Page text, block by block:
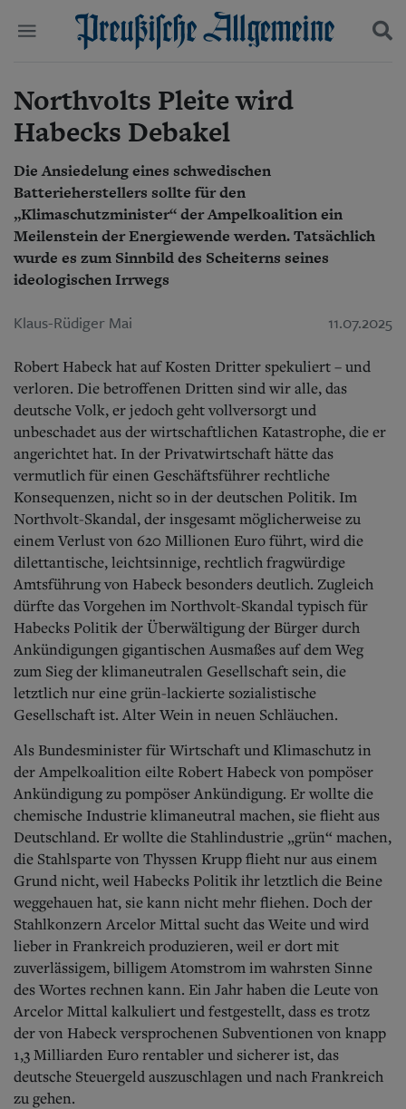
Start
Wer wir sind
Aktuelle Ausgabe
Abonnenten-Login
Abonnent werden
Abo Prämien
Archiv
Mediadaten
Politik
Kultur
Wirtschaft
Gesellschaft
Leben
Geschichte
Ostpreußen
Pommern
Berlin-Brandenburg
Danzig und Westpreußen
Kontakt
Impressum
Datenschutz
Suchen und finden
Northvolts Pleite wird
Habecks Debakel
Die Ansiedelung eines schwedischen
Batterieherstellers sollte für den
„Klimaschutzminister“ der Ampelkoalition ein
Meilenstein der Energiewende werden. Tatsächlich
wurde es zum Sinnbild des Scheiterns seines
ideologischen Irrwegs
Klaus-Rüdiger Mai 11.07.2025
Robert Habeck hat auf Kosten Dritter spekuliert – und
verloren. Die betroffenen Dritten sind wir alle, das
deutsche Volk, er jedoch geht vollversorgt und
unbeschadet aus der wirtschaftlichen Katastrophe, die er
angerichtet hat. In der Privatwirtschaft hätte das
vermutlich für einen Geschäftsführer rechtliche
Konsequenzen, nicht so in der deutschen Politik. Im
Northvolt-Skandal, der insgesamt möglicherweise zu
einem Verlust von 620 Millionen Euro führt, wird die
dilettantische, leichtsinnige, rechtlich fragwürdige
Amtsführung von Habeck besonders deutlich. Zugleich
dürfte das Vorgehen im Northvolt-Skandal typisch für
Habecks Politik der Überwältigung der Bürger durch
Ankündigungen gigantischen Ausmaßes auf dem Weg
zum Sieg der klimaneutralen Gesellschaft sein, die
letztlich nur eine grün-lackierte sozialistische
Gesellschaft ist. Alter Wein in neuen Schläuchen.
Als Bundesminister für Wirtschaft und Klimaschutz in
der Ampelkoalition eilte Robert Habeck von pompöser
Ankündigung zu pompöser Ankündigung. Er wollte die
chemische Industrie klimaneutral machen, sie flieht aus
Deutschland. Er wollte die Stahlindustrie „grün“ machen,
die Stahlsparte von Thyssen Krupp flieht nur aus einem
Grund nicht, weil Habecks Politik ihr letztlich die Beine
weggehauen hat, sie kann nicht mehr fliehen. Doch der
Stahlkonzern Arcelor Mittal sucht das Weite und wird
lieber in Frankreich produzieren, weil er dort mit
zuverlässigem, billigem Atomstrom im wahrsten Sinne
des Wortes rechnen kann. Ein Jahr haben die Leute von
Arcelor Mittal kalkuliert und festgestellt, dass es trotz
der von Habeck versprochenen Subventionen von knapp
1,3 Milliarden Euro rentabler und sicherer ist, das
deutsche Steuergeld auszuschlagen und nach Frankreich
zu gehen.